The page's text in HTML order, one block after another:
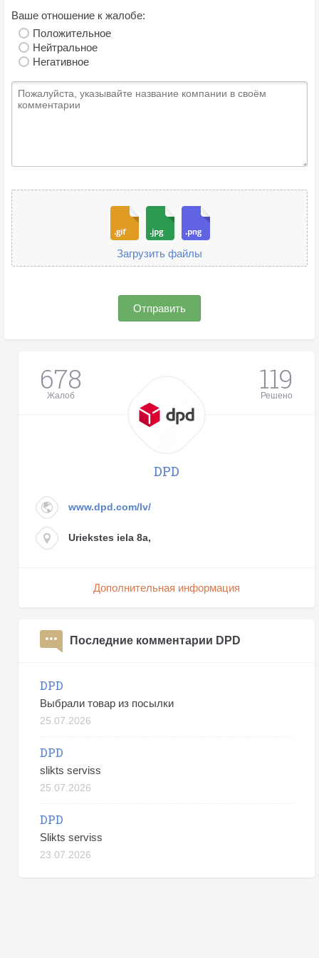
Ваше отношение к жалобе:
Положительное
Нейтральное
Негативное
Загрузить файлы
Отправить
678
Жалоб 119
Решено
DPD
www.dpd.com/lv/
Uriekstes iela 8a,
Дополнительная информация
Последние комментарии DPD
DPD
Выбрали товар из посылки
25.07.2026
DPD
slikts serviss
25.07.2026
DPD
Slikts serviss
23.07.2026